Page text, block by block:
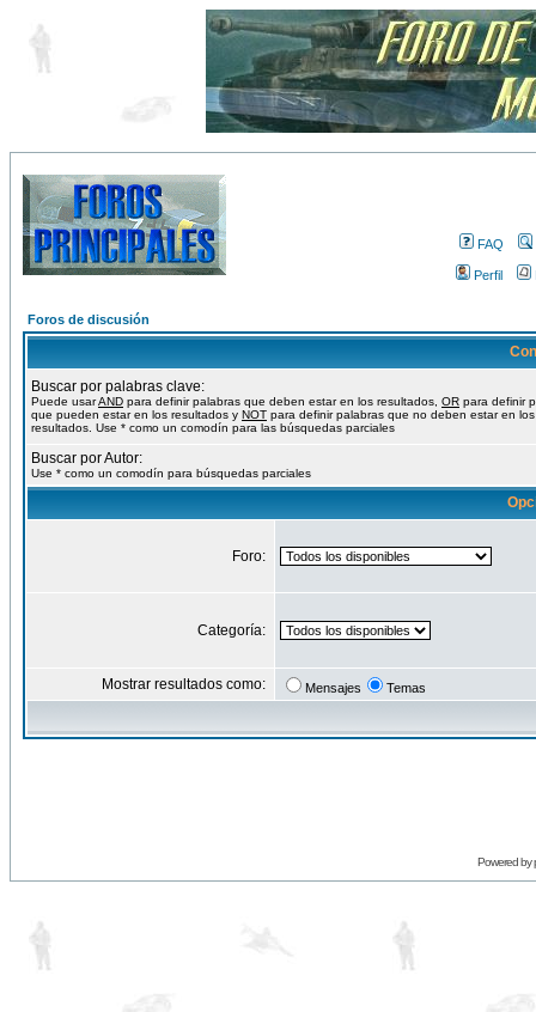
FAQ
Perfil
Foros de discusión
Buscar por palabras clave:
Puede usarAND para definir palabras que deben estar en los resultados, OR para definir
que pueden estar en los resultados y NOT para definir palabras que no deben estar en los
resultados. Use * como un comodín para las búsquedas parciales
Buscar por Autor:
Use * como un comodín para búsquedas parciales
Foro:
Categoría:
Mostrar resultados como: Mensajes Temas
Powered by